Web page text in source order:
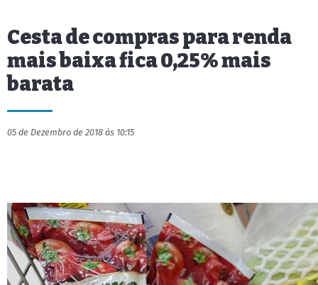
Cesta de compras para renda
mais baixa fica 0,25% mais
barata
05 de Dezembro de 2018 às 10:15